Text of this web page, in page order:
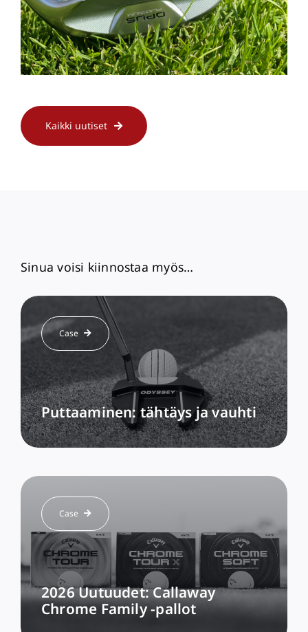
Kaikki uutiset
Sinua voisi kiinnostaa myös…
Case
Puttaaminen: tähtäys ja vauhti
Case
2026 Uutuudet: Callaway
Chrome Family -pallot